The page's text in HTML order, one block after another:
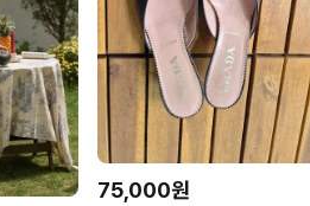
75,000원